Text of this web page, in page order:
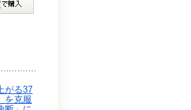
がる37
を克服